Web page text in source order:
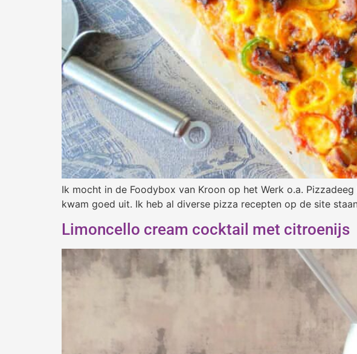
Ik mocht in de Foodybox van Kroon op het Werk o.a.
kwam goed uit. Ik heb al diverse pizza recepten op de site
Limoncello cream cocktail met citroenijs